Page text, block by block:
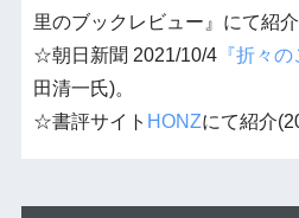
里のブックレビュー』にて紹介
☆朝日新聞 2021/10/4『折々の
田清一氏)。
☆書評サイト HONZにて紹介